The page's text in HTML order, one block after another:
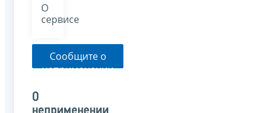
О
сервисе
Сообщите о
неприменении
указанного
О